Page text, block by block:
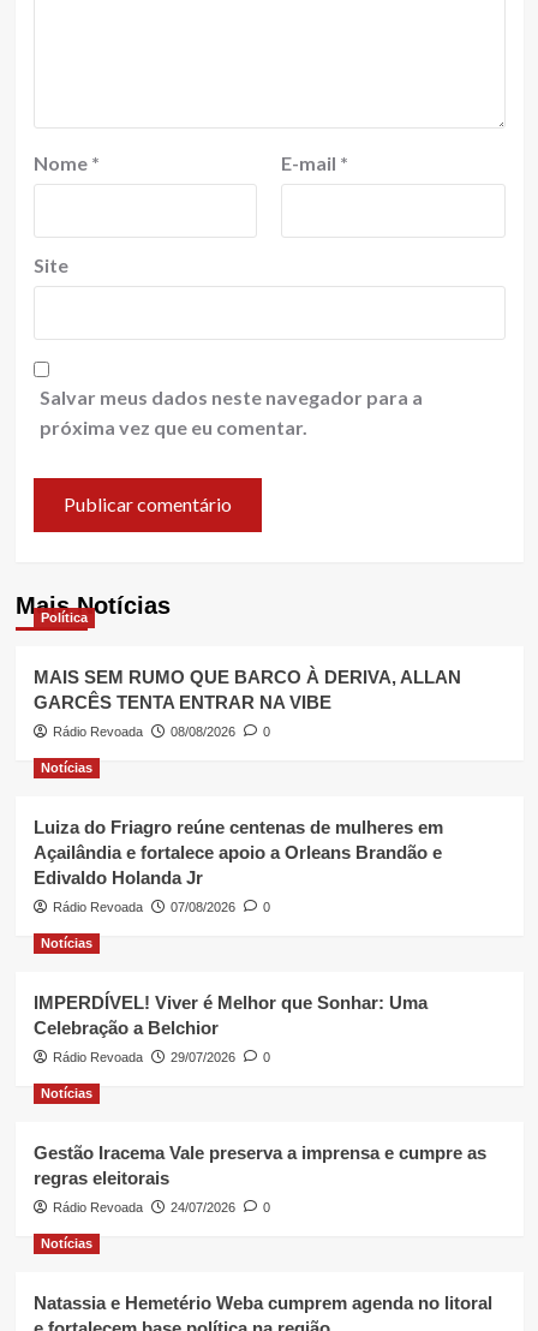
Nome * E-mail *
Site
Salvar meus dados neste navegador para a
próxima vez que eu comentar.
Mais Notícias
Política
MAIS SEM RUMO QUE BARCO À DERIVA, ALLAN
GARCÊS TENTA ENTRAR NA VIBE
Rádio Revoada 08/08/2026 0
Notícias
Luiza do Friagro reúne centenas de mulheres em
Açailândia e fortalece apoio a Orleans Brandão e
Edivaldo Holanda Jr
Rádio Revoada 07/08/2026 0
Notícias
IMPERDÍVEL! Viver é Melhor que Sonhar: Uma
Celebração a Belchior
Rádio Revoada 29/07/2026 0
Notícias
Gestão Iracema Vale preserva a imprensa e cumpre as
regras eleitorais
Rádio Revoada 24/07/2026 0
Notícias
Natassia e Hemetério Weba cumprem agenda no litoral